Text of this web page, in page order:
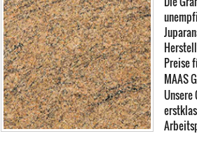
Preise
MAAS
Unsere